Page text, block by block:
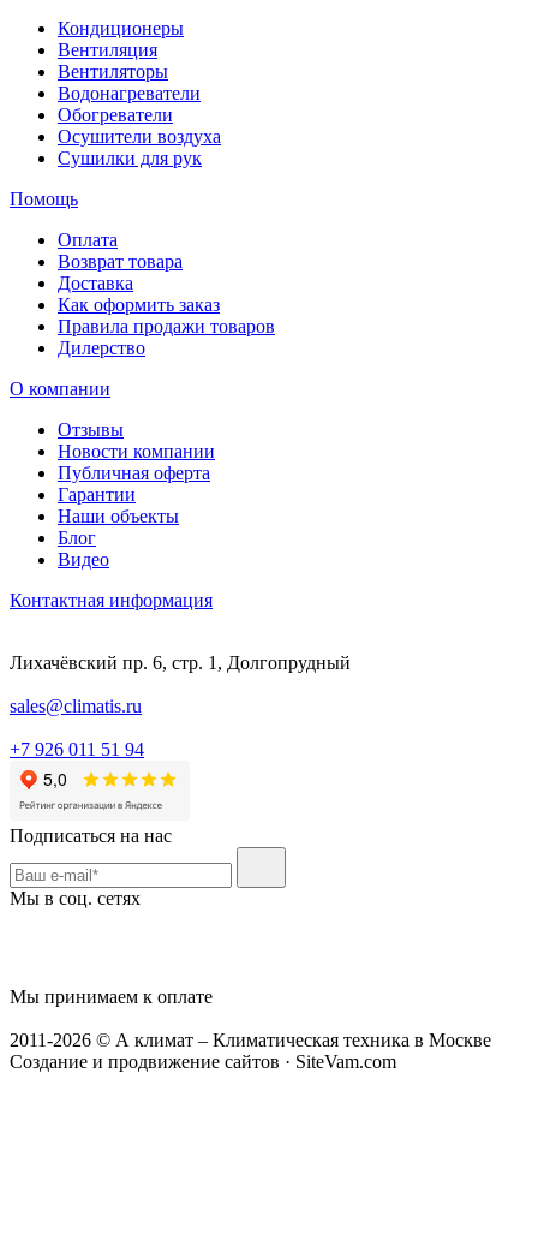
Кондиционеры
Вентиляция
Вентиляторы
Водонагреватели
Обогреватели
Осушители воздуха
Сушилки для рук
Помощь
Оплата
Возврат товара
Доставка
Как оформить заказ
Правила продажи товаров
Дилерство
О компании
Отзывы
Новости компании
Публичная оферта
Гарантии
Наши объекты
Блог
Видео
Контактная информация
Лихачёвский пр. 6, стр. 1, Долгопрудный
sales@climatis.ru
+7 926 011 51 94
Подписаться на нас
Мы в соц. сетях
Мы принимаем к оплате
2011-2026 © А климат – Климатическая техника в Москве
Создание и продвижение сайтов · SiteVam.com